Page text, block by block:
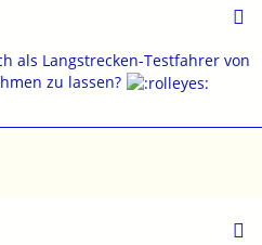
als Langstrecken-Testfahrer von
zu lassen?